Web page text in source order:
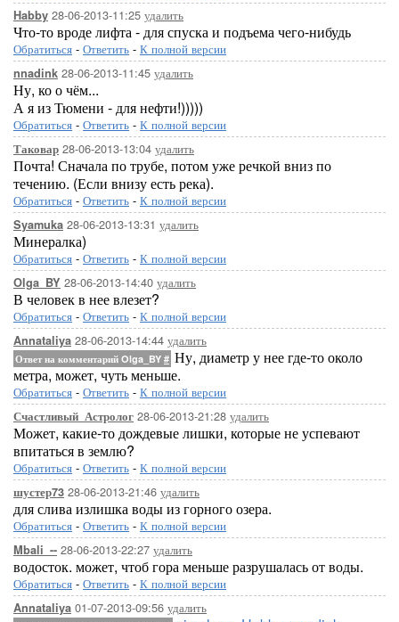
Habby 28-06-2013-11:25 удалить
Что-то вроде лифта - для спуска и подъема чего-нибудь
Обратиться - Ответить - К полной версии
nnadink 28-06-2013-11:45 удалить
Ну, ко о чём...
А я из Тюмени - для нефти!)))))
Обратиться - Ответить - К полной версии
Таковар 28-06-2013-13:04 удалить
Почта! Сначала по трубе, потом уже речкой вниз по
течению. (Если внизу есть река).
Обратиться - Ответить - К полной версии
Syamuka 28-06-2013-13:31 удалить
Минералка)
Обратиться - Ответить - К полной версии
Olga_BY 28-06-2013-14:40 удалить
В человек в нее влезет?
Обратиться - Ответить - К полной версии
Annataliya 28-06-2013-14:44 удалить
Ответ на комментарий Olga_BY # Ну, диаметр у нее где-то около
метра, может, чуть меньше.
Обратиться - Ответить - К полной версии
Счастливый_Астролог 28-06-2013-21:28 удалить
Может, какие-то дождевые лишки, которые не успевают
впитаться в землю?
Обратиться - Ответить - К полной версии
шустер73 28-06-2013-21:46 удалить
для слива излишка воды из горного озера.
Обратиться - Ответить - К полной версии
Mbali_-- 28-06-2013-22:27 удалить
водосток. может, чтоб гора меньше разрушалась от воды.
Обратиться - Ответить - К полной версии
Annataliya 01-07-2013-09:56 удалить